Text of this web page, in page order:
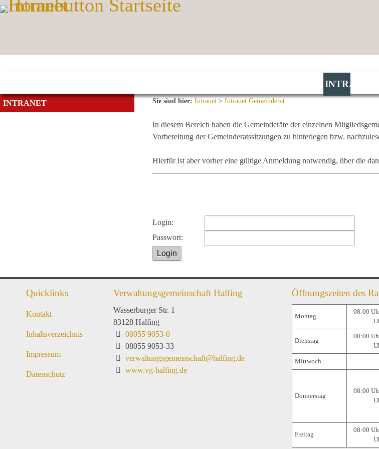
Zum Inhalt,zur Navigationoder zur Startseitespringen.
INTRANET
INTRANET Sie sind hier: Intranet > Intranet Gemeinderat
In diesem Bereich haben die Gemeinderäte der einzelnen
Vorbereitung der Gemeinderatssitzungen zu hinterlegen bzw.
Hierfür ist aber vorher eine gültige Anmeldung notwendig, über die
Login:
Passwort:
Login
Quicklinks
Kontakt
Inhaltsverzeichnis
Impressum
Datenschutz
Verwaltungsgemeinschaft Halfing
Wasserburger Str. 1
83128 Halfing
08055 9053-0
08055 9053-33
verwaltungsgemeinschaft@halfing.de
www.vg-halfing.de
Öffnungszeiten des
Montag
08:00
Dienstag
08:00
Mittwoch
Donnerstag
08:00
Freitag
08:00